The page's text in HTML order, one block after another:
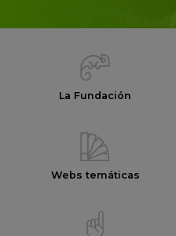
La Fundación
Webs temáticas